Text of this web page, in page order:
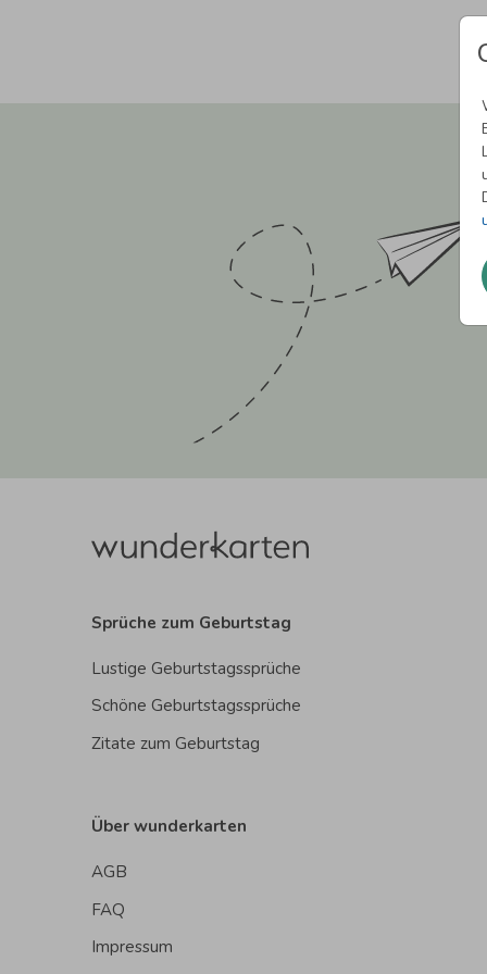
Sprüche zum Geburtstag
Lustige Geburtstagssprüche
Schöne Geburtstagssprüche
Zitate zum Geburtstag
Über wunderkarten
AGB
FAQ
Impressum